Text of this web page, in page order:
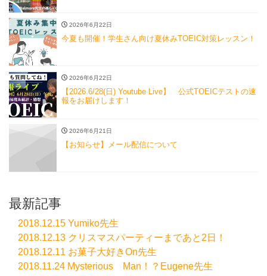
2026年6月22日
今夏も開催！学生さん向け夏休みTOEIC対策レッスン！
2026年6月22日
【2026.6/28(日) Youtube Live】 公式TOEICテストの速
報をお届けします！
2026年6月21日
【お知らせ】メール配信について
最新記事
2018.12.15 Yumiko先生
2018.12.13 クリスマスパーティーまであと2日！
2018.12.11 お菓子大好きOn先生
2018.11.24 Mysterious Man！？Eugene先生